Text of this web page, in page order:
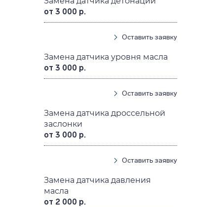
от 3 000 р.
Оставить заявку
Замена датчика уровня масла
от 3 000 р.
Оставить заявку
Замена датчика дроссельной
заслонки
от 3 000 р.
Оставить заявку
Замена датчика давления
масла
от 2 000 р.